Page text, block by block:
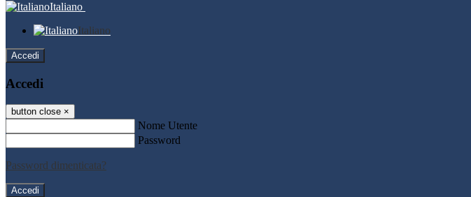
Italiano
Italiano
Accedi
Accedi
button close ×
Nome Utente
Password
Password dimenticata?